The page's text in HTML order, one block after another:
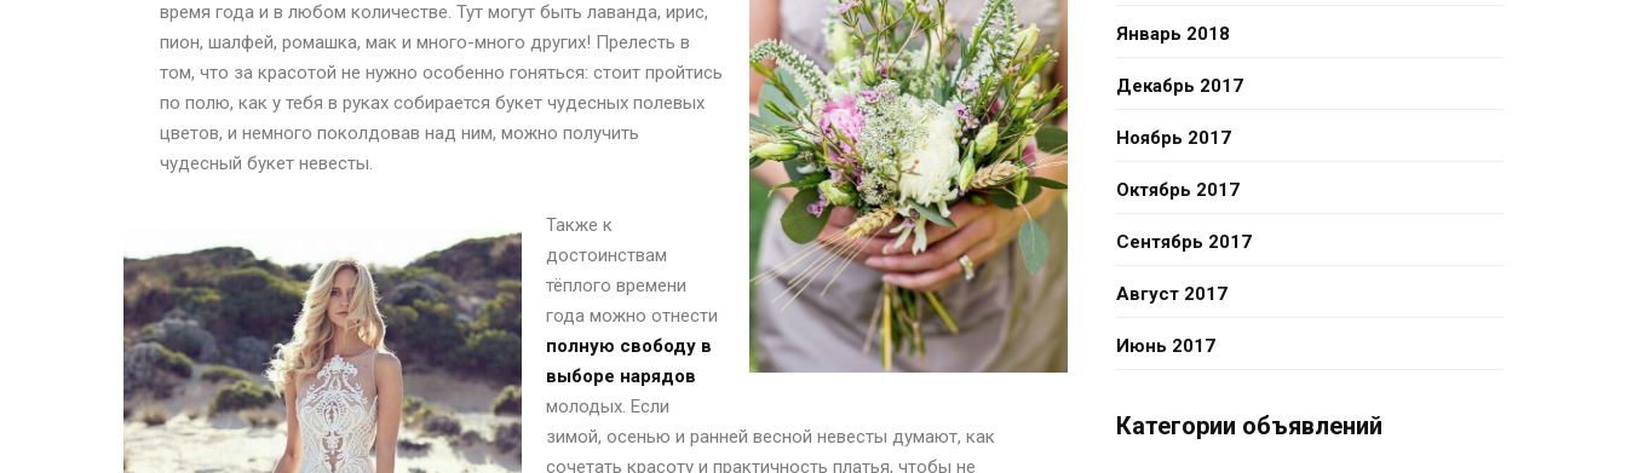
время года и в любом количестве. Тут могут быть лаванда, ирис,
пион, шалфей, ромашка, мак и много-много других! Прелесть в
том, что за красотой не нужно особенно гоняться: стоит пройтись
по полю, как у тебя в руках собирается букет чудесных полевых
цветов, и немного поколдовав над ним, можно получить
чудесный букет невесты.
Также к
достоинствам
тёплого времени
года можно отнести
полную свободу в
выборе нарядов
молодых. Если
зимой, осенью и ранней весной невесты думают, как
сочетать красоту и практичность платья, чтобы не
Январь 2018
Декабрь 2017
Ноябрь 2017
Октябрь 2017
Сентябрь 2017
Август 2017
Июнь 2017
Категории объявлений